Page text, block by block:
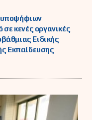
υποψήφιων
σε κενές οργανικές
Ειδικής
Εκπαίδευσης